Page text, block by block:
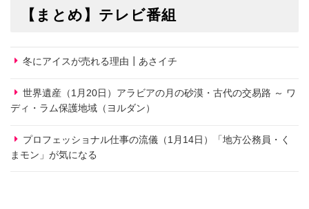
【まとめ】テレビ番組
冬にアイスが売れる理由┃あさイチ
世界遺産（1月20日）アラビアの月の砂漠・古代の交易路 ～ ワ
ディ・ラム保護地域（ヨルダン）
プロフェッショナル仕事の流儀（1月14日）「地方公務員・く
まモン」が気になる